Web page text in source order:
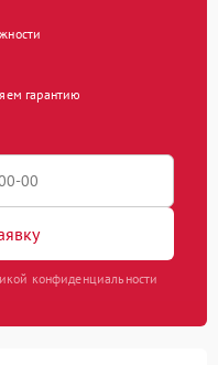
гарантию
конфиденциальности